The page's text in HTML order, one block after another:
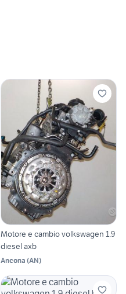
Motore e cambio volkswagen 1.9
diesel axb
Ancona (AN)